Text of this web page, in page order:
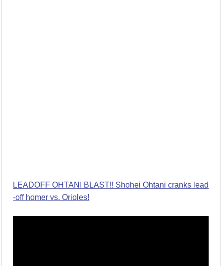
LEADOFF OHTANI BLAST!! Shohei Ohtani cranks lead
-off homer vs. Orioles!